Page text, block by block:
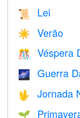
📜 Lei
☀️ Verão
🎊 Véspera
🌌 Guerra
🖖 Jornada
🌱